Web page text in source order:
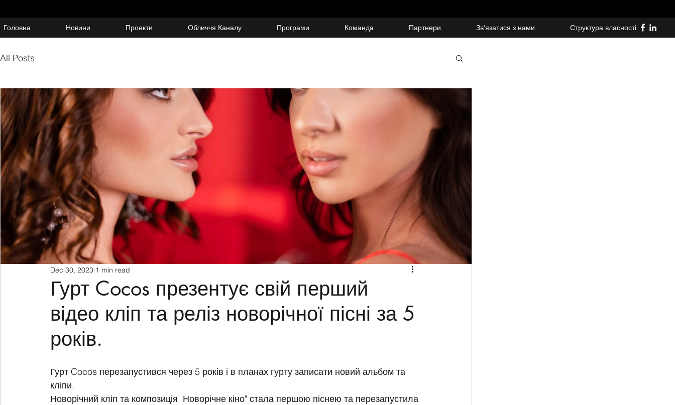
Головна Новини Проекти Обличчя Каналу Програми Команда Партнери Зв'язатися з нами Структура власності
All Posts
Гурт Cocos презентує свій перший
відео кліп та реліз новорічної пісні за 5
років.
Dec 30, 2023 1 min read
Гурт Cocos перезапустився через 5 років і в планах гурту записати новий альбом та
кліпи.
Новорічний кліп та композиція "Новорічне кіно" стала першою піснею та перезапустила